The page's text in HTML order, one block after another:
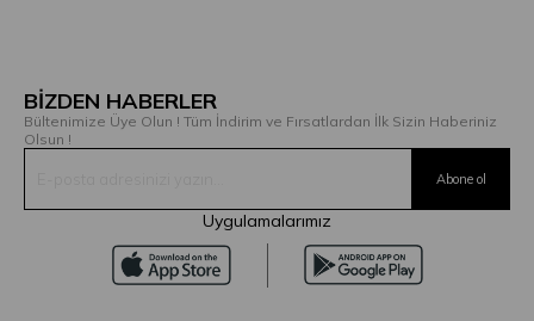
BİZDEN HABERLER
Bültenimize Üye Olun ! Tüm İndirim ve Fırsatlardan İlk Sizin Haberiniz
Olsun !
Uygulamalarımız